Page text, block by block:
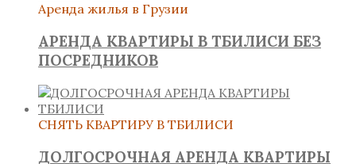
Аренда жилья в Грузии
АРЕНДА КВАРТИРЫ В ТБИЛИСИ БЕЗ
ПОСРЕДНИКОВ
СНЯТЬ КВАРТИРУ В ТБИЛИСИ
ДОЛГОСРОЧНАЯ АРЕНДА КВАРТИРЫ